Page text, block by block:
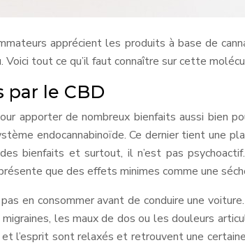
apprécient les produits à base de
Voici tout ce qu’il faut connaître sur cette
par le CBD
apporter de nombreux bienfaits aussi bien
endocannabinoïde. Ce dernier tient une
bienfaits et surtout, il n’est pas
que des effets minimes comme une
pas en consommer avant de conduire une
les maux de dos ou les douleurs
l’esprit sont relaxés et retrouvent une